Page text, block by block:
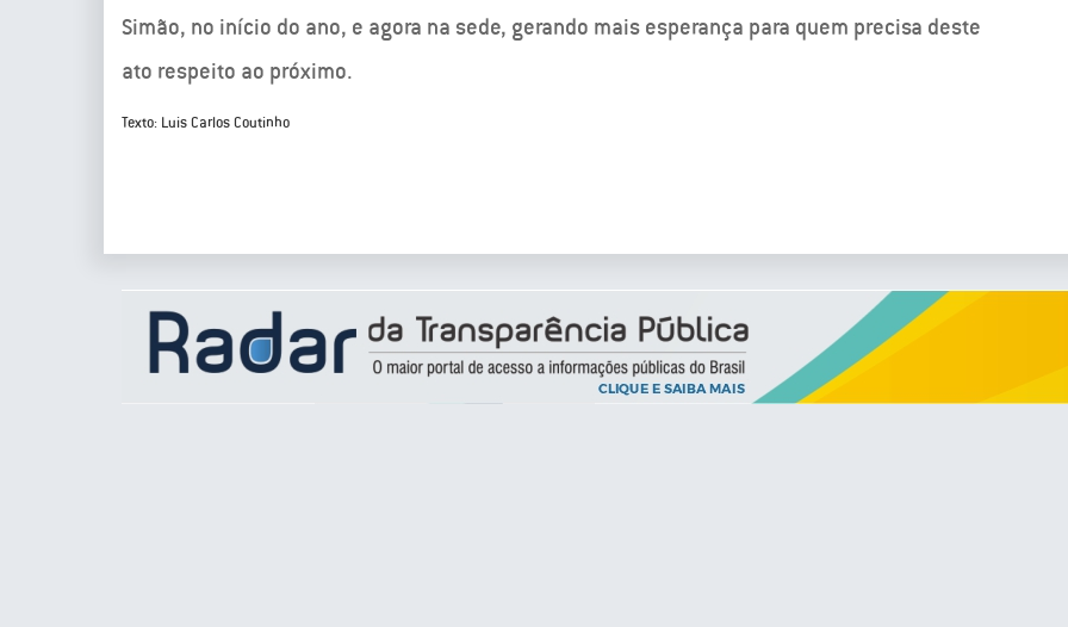
Simão, no início do ano, e agora na sede, gerando mais esperança para quem precisa deste
ato respeito ao próximo.
Texto: Luis Carlos Coutinho